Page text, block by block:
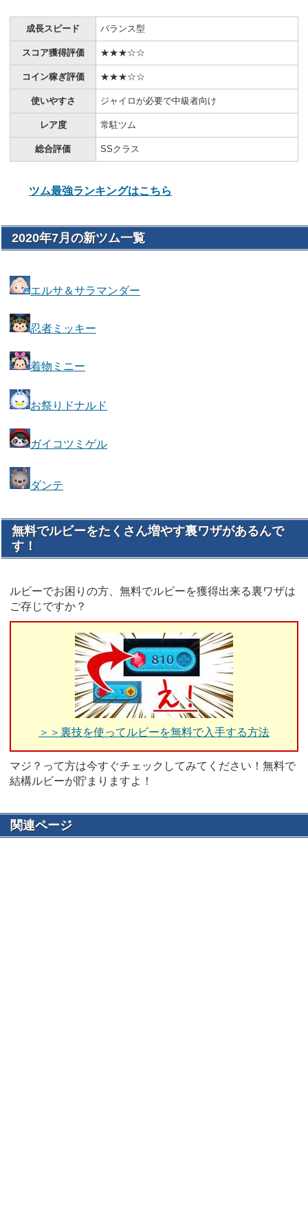
成長スピード バランス型
スコア獲得評価 ★★★☆☆
コイン稼ぎ評価 ★★★☆☆
使いやすさ ジャイロが必要で中級者向け
レア度 常駐ツム
総合評価 SSクラス
ツム最強ランキングはこちら
2020年7月の新ツム一覧
エルサ＆サラマンダー
忍者ミッキー
着物ミニー
お祭りドナルド
ガイコツミゲル
ダンテ
無料でルビーをたくさん増やす裏ワザがあるんで
す！
ルビーでお困りの方、無料でルビーを獲得出来る裏ワザは
ご存じですか？
＞＞裏技を使ってルビーを無料で入手する方法
マジ？って方は今すぐチェックしてみてください！無料で
結構ルビーが貯まりますよ！
関連ページ